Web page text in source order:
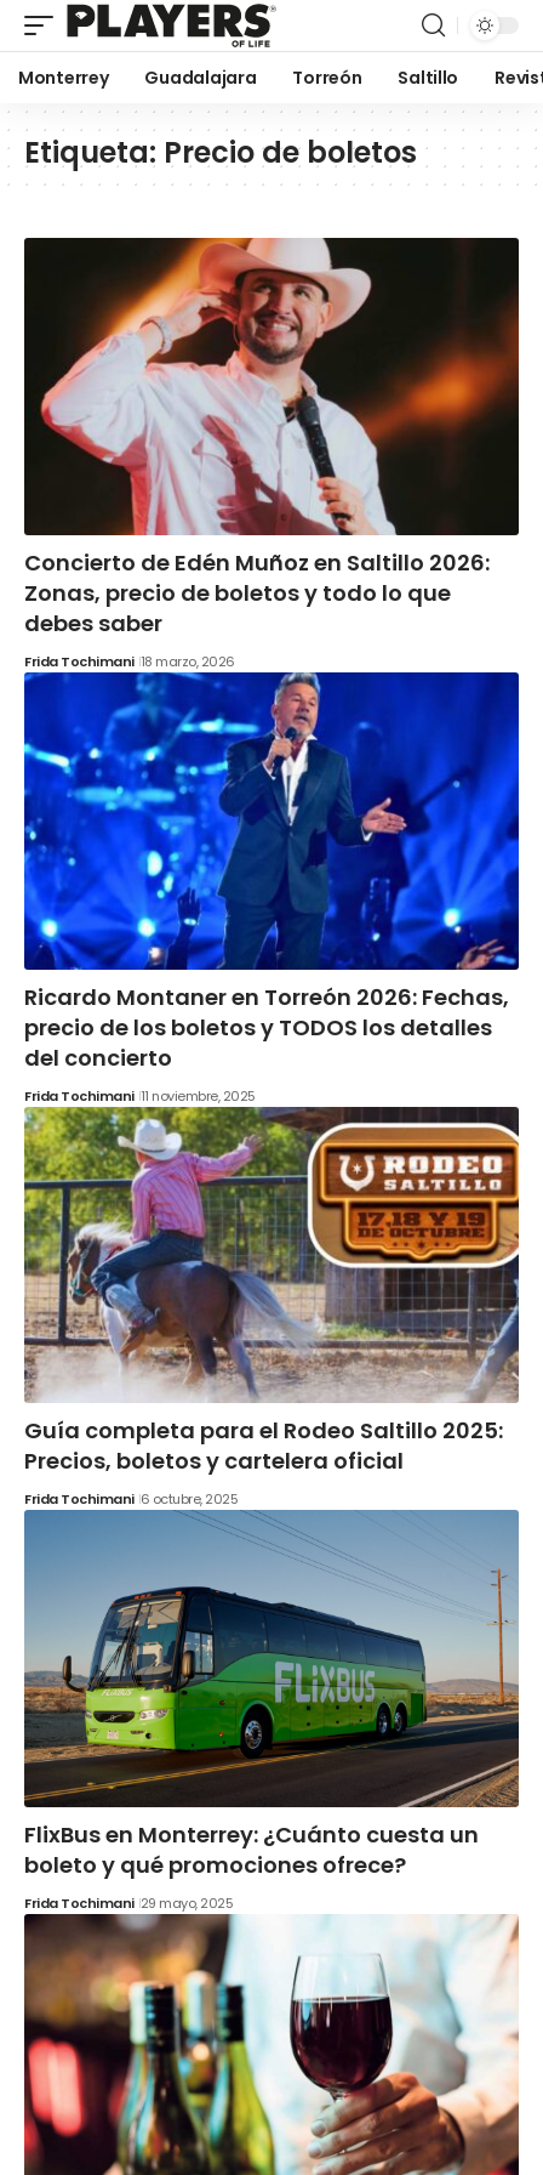
Monterrey Guadalajara Torreón Saltillo
Etiqueta: Precio de boletos
Concierto de Edén Muñoz en Saltillo 2026:
Zonas, precio de boletos y todo lo que
debes saber
Frida Tochimani 18 marzo, 2026
Ricardo Montaner en Torreón 2026: Fechas,
precio de los boletos y TODOS los detalles
del concierto
Frida Tochimani 11 noviembre, 2025
Guía completa para el Rodeo Saltillo 2025:
Precios, boletos y cartelera oficial
Frida Tochimani 6 octubre, 2025
FlixBus en Monterrey: ¿Cuánto cuesta un
boleto y qué promociones ofrece?
Frida Tochimani 29 mayo, 2025